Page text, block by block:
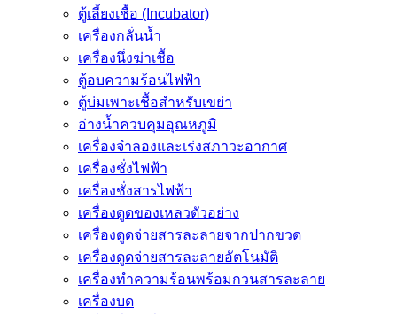
ตู้เลี้ยงเชื้อ (Incubator)
เครื่องกลั่นน้ำ
เครื่องนึ่งฆ่าเชื้อ
ตู้อบความร้อนไฟฟ้า
ตู้บ่มเพาะเชื้อสำหรับเขย่า
อ่างน้ำควบคุมอุณหภูมิ
เครื่องจำลองและเร่งสภาวะอากาศ
เครื่องชั่งไฟฟ้า
เครื่องชั่งสารไฟฟ้า
เครื่องดูดของเหลวตัวอย่าง
เครื่องดูดจ่ายสารละลายจากปากขวด
เครื่องดูดจ่ายสารละลายอัตโนมัติ
เครื่องทำความร้อนพร้อมกวนสารละลาย
เครื่องบด